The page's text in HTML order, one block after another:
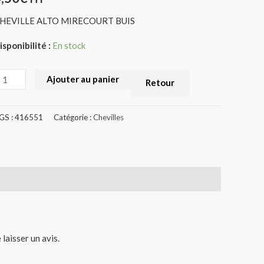
ALTO MIRECOURT BUIS
: En stock
Ajouter au panier Retour
:416551 Catégorie :Chevilles
un avis.